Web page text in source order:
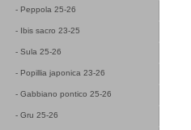
- Peppola 25-26
- Ibis sacro 23-25
- Sula 25-26
- Popillia japonica 23-26
- Gabbiano pontico 25-26
- Gru 25-26